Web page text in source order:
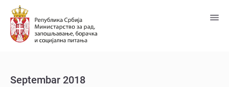
glavni
sadržaj
Septembar 2018